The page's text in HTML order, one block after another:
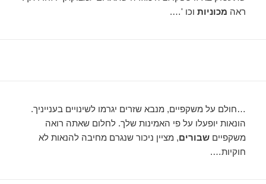
ראה מכוניות וכו '….
…חולם על משקפיים, מנבא שזרים יגרמו לשינויים בענייניך.
הונאות יופעלו על פי האמינות שלך. לחלום שאתה רואה
משקפייםשבורים, מציין ניכור שנגרם מחיבה להנאות לא
חוקיות….